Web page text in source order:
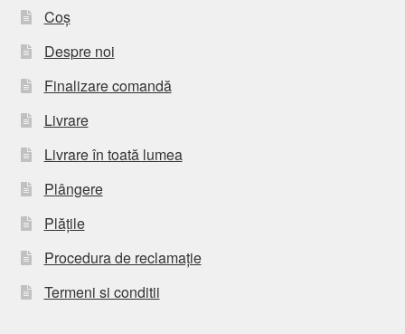
Coș
Despre noi
Finalizare comandă
Livrare
Livrare în toată lumea
Plângere
Plățile
Procedura de reclamație
Termeni si conditii